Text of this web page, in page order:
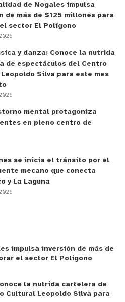
presidente desde el
a nuestro mandato”
el Seremi de Economía,
Arredondo, señalando
muy buena ocasión para
Margay sus comunas, de
pública, partiendo
se pueda trabajar en
Hay muchas
iniciativas que se
estas instancias públicas,
del Trabajo y Previsión
destacó la importancia de
el mandato del gobierno
Boric.“Felicitar la
de Nogales impulsa
de más de $125 millones para
sector El Polígono
y danza: Conoce la nutrida
de espectáculos del Centro
Silva para este mes
mental protagoniza
en pleno centro de
se inicia el tránsito por el
mecano que conecta
y La Laguna
impulsa inversión de más de
el sector El Polígono
la nutrida cartelera de
Cultural Leopoldo Silva para